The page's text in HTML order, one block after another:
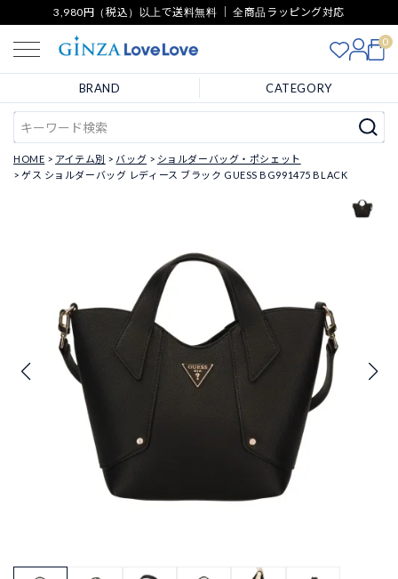
3,980円（税込）以上で送料無料 ｜ 全商品ラッピング対応
0
BRAND CATEGORY
HOME アイテム別 バッグ
ショルダーバッグ・ポシェット
ゲス ショルダーバッグ レディース ブラック GUESS BG991475 BLACK